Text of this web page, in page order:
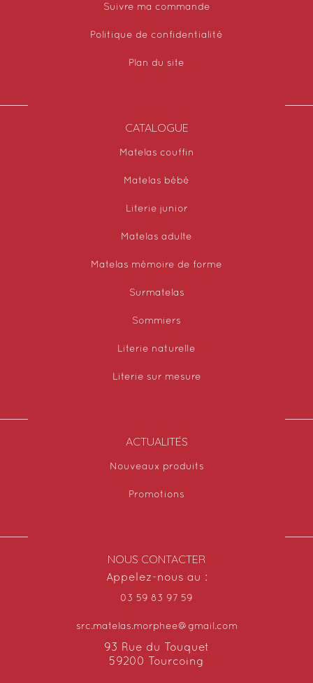
Suivre ma commande
Politique de confidentialité
Plan du site
CATALOGUE
Matelas couffin
Matelas bébé
Literie junior
Matelas adulte
Matelas mémoire de forme
Surmatelas
Sommiers
Literie naturelle
Literie sur mesure
ACTUALITÉS
Nouveaux produits
Promotions
NOUS CONTACTER
Appelez-nous au :
03 59 83 97 59
src.matelas.morphee@gmail.com
93 Rue du Touquet
59200 Tourcoing